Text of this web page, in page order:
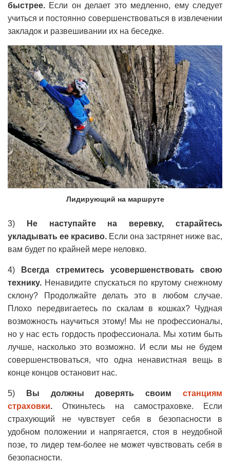
быстрее. Если он делает это медленно, ему следует
учиться и постоянно совершенствоваться в извлечении
закладок и развешивании их на беседке.
Лидирующий на маршруте
3)
Не наступайте на веревку, старайтесь
укладывать ее красиво. Если она застрянет ниже вас,
вам будет по крайней мере неловко.
4)
Всегда стремитесь усовершенствовать свою
технику. Ненавидите спускаться по крутому снежному
склону? Продолжайте делать это в любом случае.
Плохо передвигаетесь по скалам в кошках? Чудная
возможность научиться этому! Мы не профессионалы,
но у нас есть гордость профессионала. Мы хотим быть
лучше, насколько это возможно. И если мы не будем
совершенствоваться, что одна ненавистная вещь в
конце концов остановит нас.
5) Вы должны доверять своимстанциям
страховки. Откиньтесь на самостраховке. Если
страхующий не чувствует себя в безопасности в
удобном положении и напрягается, стоя в неудобной
позе, то лидер тем-более не может чувствовать себя в
безопасности.